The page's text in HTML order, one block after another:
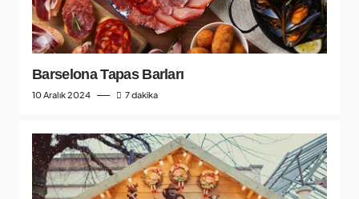
Barselona Tapas Barları
10 Aralık 2024 7 dakika